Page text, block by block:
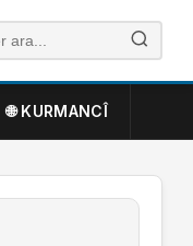
🌐 KURMANCÎ